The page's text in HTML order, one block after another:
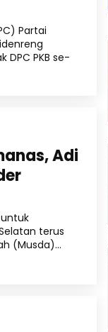
Partai
DPC PKB se-
Adi
untuk
terus
(Musda)...